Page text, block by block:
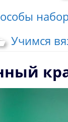
Учимся